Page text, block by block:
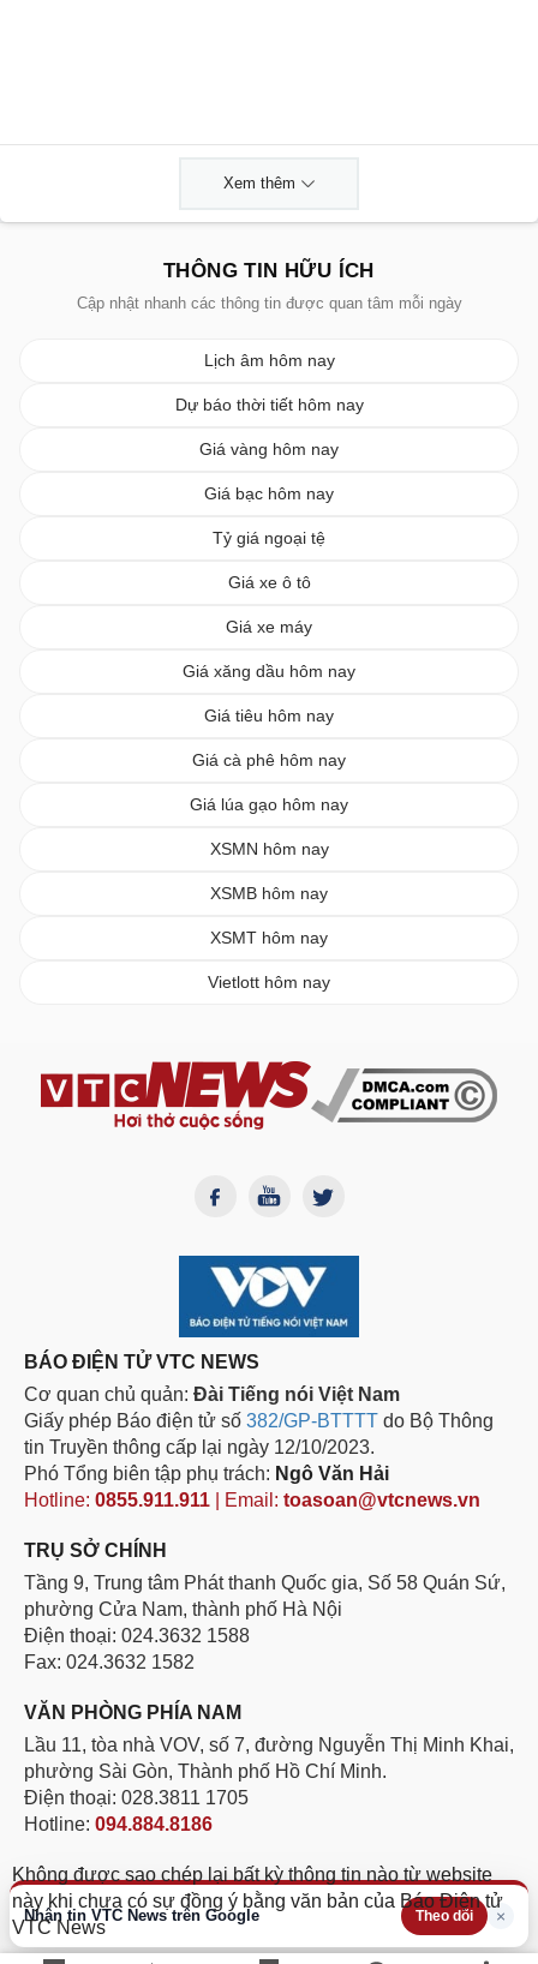
Nhận tin VTC News trên Google Theo dõi ×
Xem thêm
THÔNG TIN HỮU ÍCH
Cập nhật nhanh các thông tin được quan tâm mỗi ngày
Lịch âm hôm nay
Dự báo thời tiết hôm nay
Giá vàng hôm nay
Giá bạc hôm nay
Tỷ giá ngoại tệ
Giá xe ô tô
Giá xe máy
Giá xăng dầu hôm nay
Giá tiêu hôm nay
Giá cà phê hôm nay
Giá lúa gạo hôm nay
XSMN hôm nay
XSMB hôm nay
XSMT hôm nay
Vietlott hôm nay
BÁO ĐIỆN TỬ VTC NEWS
Cơ quan chủ quản: Đài Tiếng nói Việt Nam
Giấy phép Báo điện tử số 382/GP-BTTTT do Bộ Thông
tin Truyền thông cấp lại ngày 12/10/2023.
Phó Tổng biên tập phụ trách: Ngô Văn Hải
Hotline: 0855.911.911 | Email: toasoan@vtcnews.vn
TRỤ SỞ CHÍNH
Tầng 9, Trung tâm Phát thanh Quốc gia, Số 58 Quán Sứ,
phường Cửa Nam, thành phố Hà Nội
Điện thoại: 024.3632 1588
Fax: 024.3632 1582
VĂN PHÒNG PHÍA NAM
Lầu 11, tòa nhà VOV, số 7, đường Nguyễn Thị Minh Khai,
phường Sài Gòn, Thành phố Hồ Chí Minh.
Điện thoại: 028.3811 1705
Hotline: 094.884.8186
Không được sao chép lại bất kỳ thông tin nào từ website
này khi chưa có sự đồng ý bằng văn bản của Báo Điện tử
VTC News